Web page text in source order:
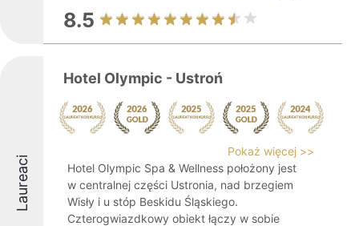
8.5
Laureaci
Hotel Olympic - Ustroń
Pokaż więcej >>
Hotel Olympic Spa & Wellness położony jest
w centralnej części Ustronia, nad brzegiem
Wisły i u stóp Beskidu Śląskiego.
Czterogwiazdkowy obiekt łączy w sobie